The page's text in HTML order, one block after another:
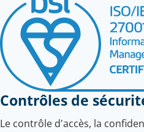
Contrôles de
Le contrôle d'accès, la